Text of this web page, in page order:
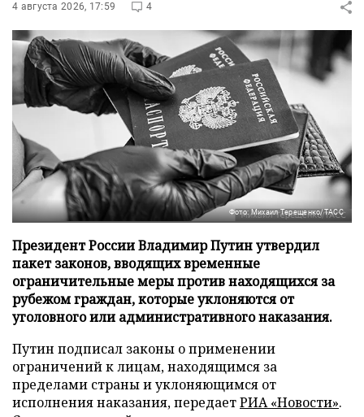
4 августа 2026, 17:59 4
Фото: Михаил Терещенко/ТАСС
Президент России Владимир Путин утвердил
пакет законов, вводящих временные
ограничительные меры против находящихся за
рубежом граждан, которые уклоняются от
уголовного или административного наказания.
Путин подписал законы о применении
ограничений к лицам, находящимся за
пределами страны и уклоняющимся от
исполнения наказания, передаетРИА «Новости».